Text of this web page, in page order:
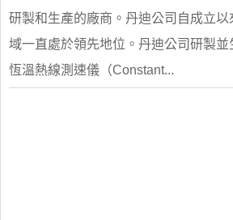
研製和生產的廠商。丹迪公司自成立
域一直處於領先地位。丹迪公司研製
恆溫熱線測速儀（Constant...